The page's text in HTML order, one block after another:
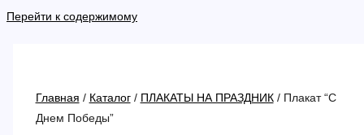
Перейти к содержимому
Главная / Каталог/ ПЛАКАТЫ НА ПРАЗДНИК/ Плакат “С
Днем Победы”